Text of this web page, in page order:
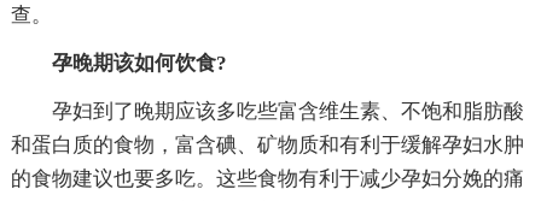
查。
孕晚期该如何饮食?
孕妇到了晚期应该多吃些富含维生素、不饱和脂肪酸
和蛋白质的食物，富含碘、矿物质和有利于缓解孕妇水肿
的食物建议也要多吃。这些食物有利于减少孕妇分娩的痛